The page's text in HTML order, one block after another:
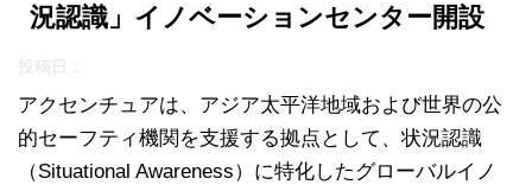
況認識」イノベーションセンター開設
投稿日：
アクセンチュアは、アジア太平洋地域および世界の公
的セーフティ機関を支援する拠点として、状況認識
（Situational Awareness）に特化したグローバルイノ